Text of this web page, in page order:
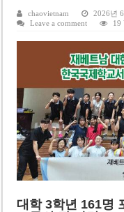
카자흐스탄 거점 보이스피싱
우크라이나 ’40일 압박 작전
chaovietnam 2026년
Leave a comment
19
대학 3학년 161명